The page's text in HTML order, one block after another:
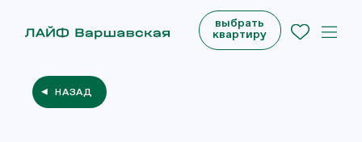
НАЗАД
выбрать
квартиру